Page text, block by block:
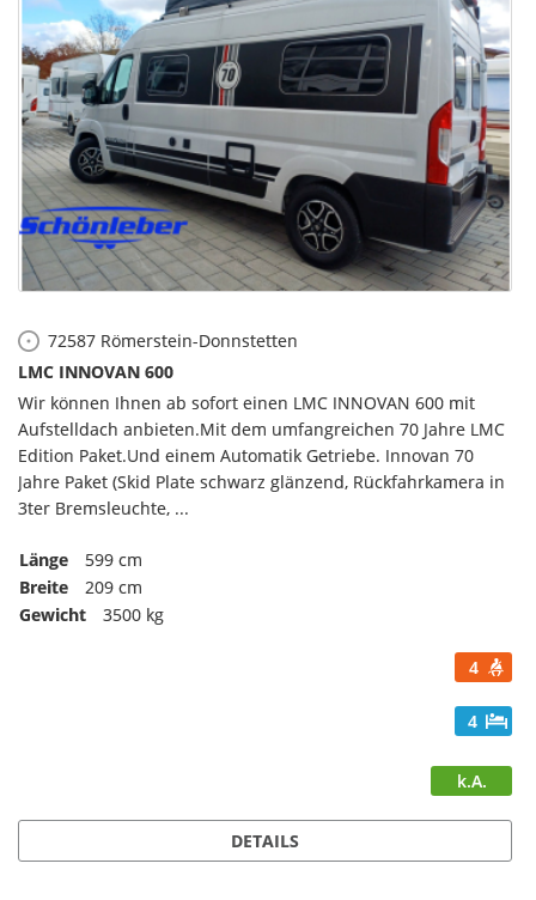
72587 Römerstein-Donnstetten
LMC INNOVAN 600
Wir können Ihnen ab sofort einen LMC INNOVAN 600 mit
Aufstelldach anbieten.Mit dem umfangreichen 70 Jahre LMC
Edition Paket.Und einem Automatik Getriebe. Innovan 70
Jahre Paket (Skid Plate schwarz glänzend, Rückfahrkamera in
3ter Bremsleuchte, ...
Länge
599 cm
Breite
209 cm
Gewicht
3500 kg
4
4
k.A.
DETAILS